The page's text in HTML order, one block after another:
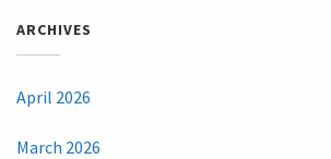
ARCHIVES
April 2026
March 2026